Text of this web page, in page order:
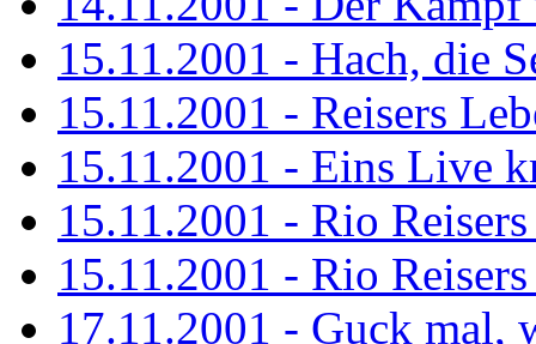
15.11.2001 - Hach, die
15.11.2001 - Reisers
15.11.2001 - Eins Live
15.11.2001 - Rio
15.11.2001 - Rio
17.11.2001 - Guck mal,